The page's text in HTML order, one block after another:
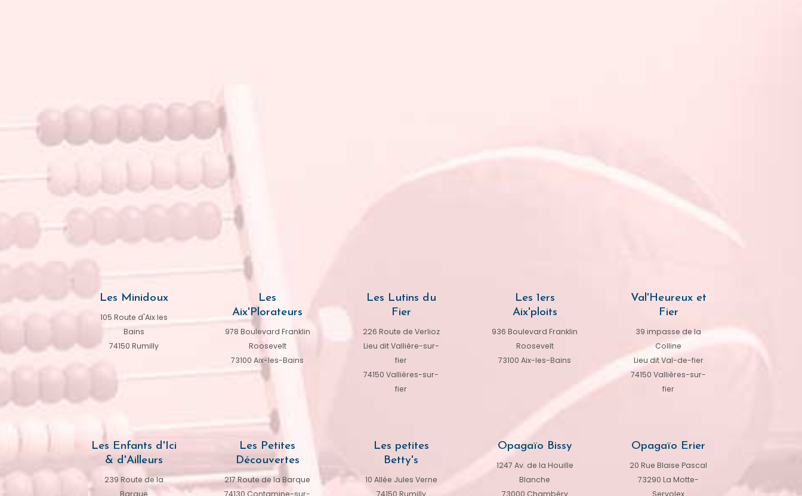
Les Minidoux
105 Route d'Aix les
Bains
74150 Rumilly
Les
Aix'Plorateurs
978 Boulevard Franklin
Roosevelt
73100 Aix-les-Bains
Les Lutins du
Fier
226 Route de Verlioz
Lieu dit Vallière-sur-
fier
74150 Vallières-sur-
fier
Les 1ers
Aix'ploits
936 Boulevard Franklin
Roosevelt
73100 Aix-les-Bains
Val'Heureux et
Fier
39 impasse de la
Colline
Lieu dit Val-de-fier
74150 Vallières-sur-
fier
Les Enfants d'Ici
& d'Ailleurs
239 Route de la
Les Petites
Découvertes
217 Route de la Barque
Les petites
Betty's
10 Allée Jules Verne
Opagaïo Bissy
1247 Av. de la Houille
Blanche
Opagaïo Erier
20 Rue Blaise Pascal
73290 La Motte-